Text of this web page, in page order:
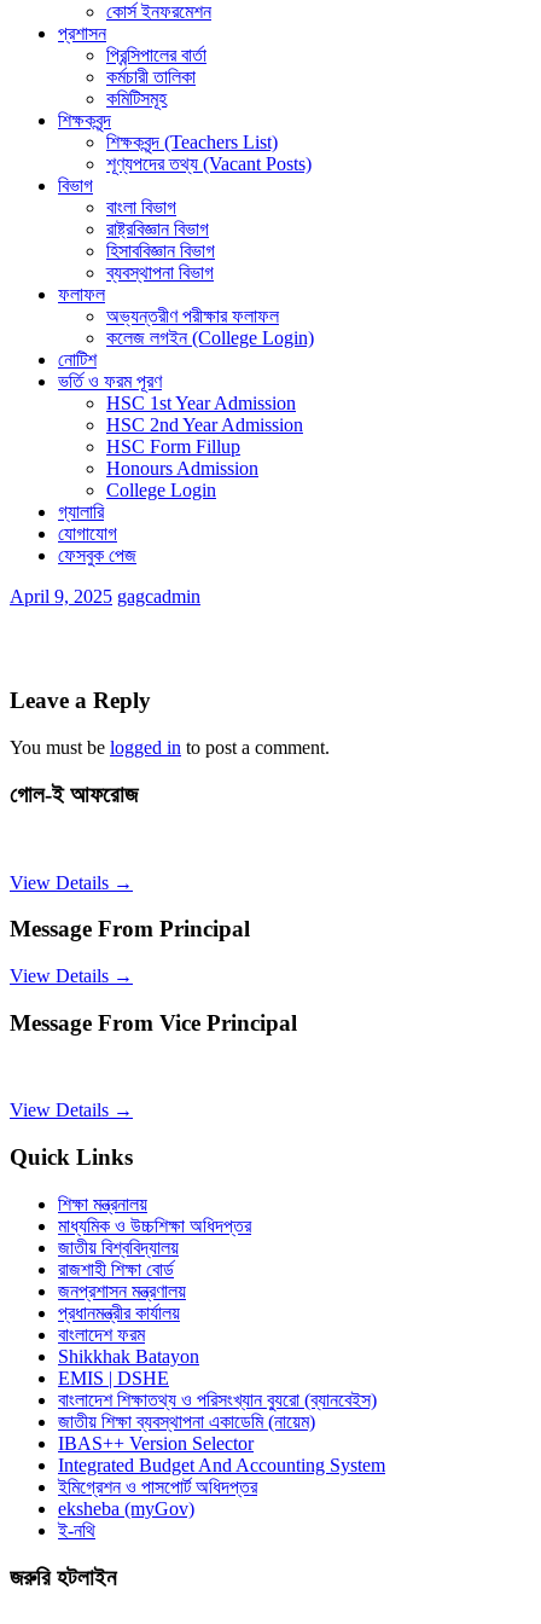
কোর্স ইনফরমেশন
প্রশাসন
প্রিন্সিপালের বার্তা
কর্মচারী তালিকা
কমিটিসমূহ
শিক্ষকবৃন্দ
শিক্ষকবৃন্দ (Teachers List)
শূণ্যপদের তথ্য (Vacant Posts)
বিভাগ
বাংলা বিভাগ
রাষ্ট্রবিজ্ঞান বিভাগ
হিসাববিজ্ঞান বিভাগ
ব্যবস্থাপনা বিভাগ
ফলাফল
অভ্যন্তরীণ পরীক্ষার ফলাফল
কলেজ লগইন (College Login)
নোটিশ
ভর্তি ও ফরম পূরণ
HSC 1st Year Admission
HSC 2nd Year Admission
HSC Form Fillup
Honours Admission
College Login
গ্যালারি
যোগাযোগ
ফেসবুক পেজ
April 9, 2025 gagcadmin
Leave a Reply
You must be logged in to post a comment.
গোল-ই আফরোজ
View Details →
Message From Principal
View Details →
Message From Vice Principal
View Details →
Quick Links
শিক্ষা মন্ত্রনালয়
মাধ্যমিক ও উচ্চশিক্ষা অধিদপ্তর
জাতীয় বিশ্ববিদ্যালয়
রাজশাহী শিক্ষা বোর্ড
জনপ্রশাসন মন্ত্রণালয়
প্রধানমন্ত্রীর কার্যালয়
বাংলাদেশ ফরম
Shikkhak Batayon
EMIS | DSHE
বাংলাদেশ শিক্ষাতথ্য ও পরিসংখ্যান ব্যুরো (ব্যানবেইস)
জাতীয় শিক্ষা ব্যবস্থাপনা একাডেমি (নায়েম)
IBAS++ Version Selector
Integrated Budget And Accounting System
ইমিগ্রেশন ও পাসপোর্ট অধিদপ্তর
eksheba (myGov)
ই-নথি
জরুরি হটলাইন